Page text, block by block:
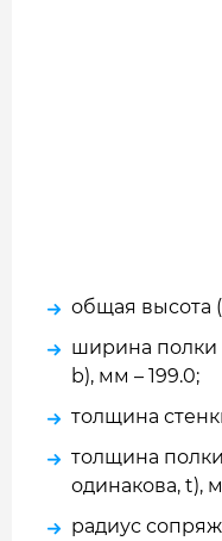
общая высота
ширина полки
b), мм – 199.0;
толщина
толщина
одинакова, t),
радиус